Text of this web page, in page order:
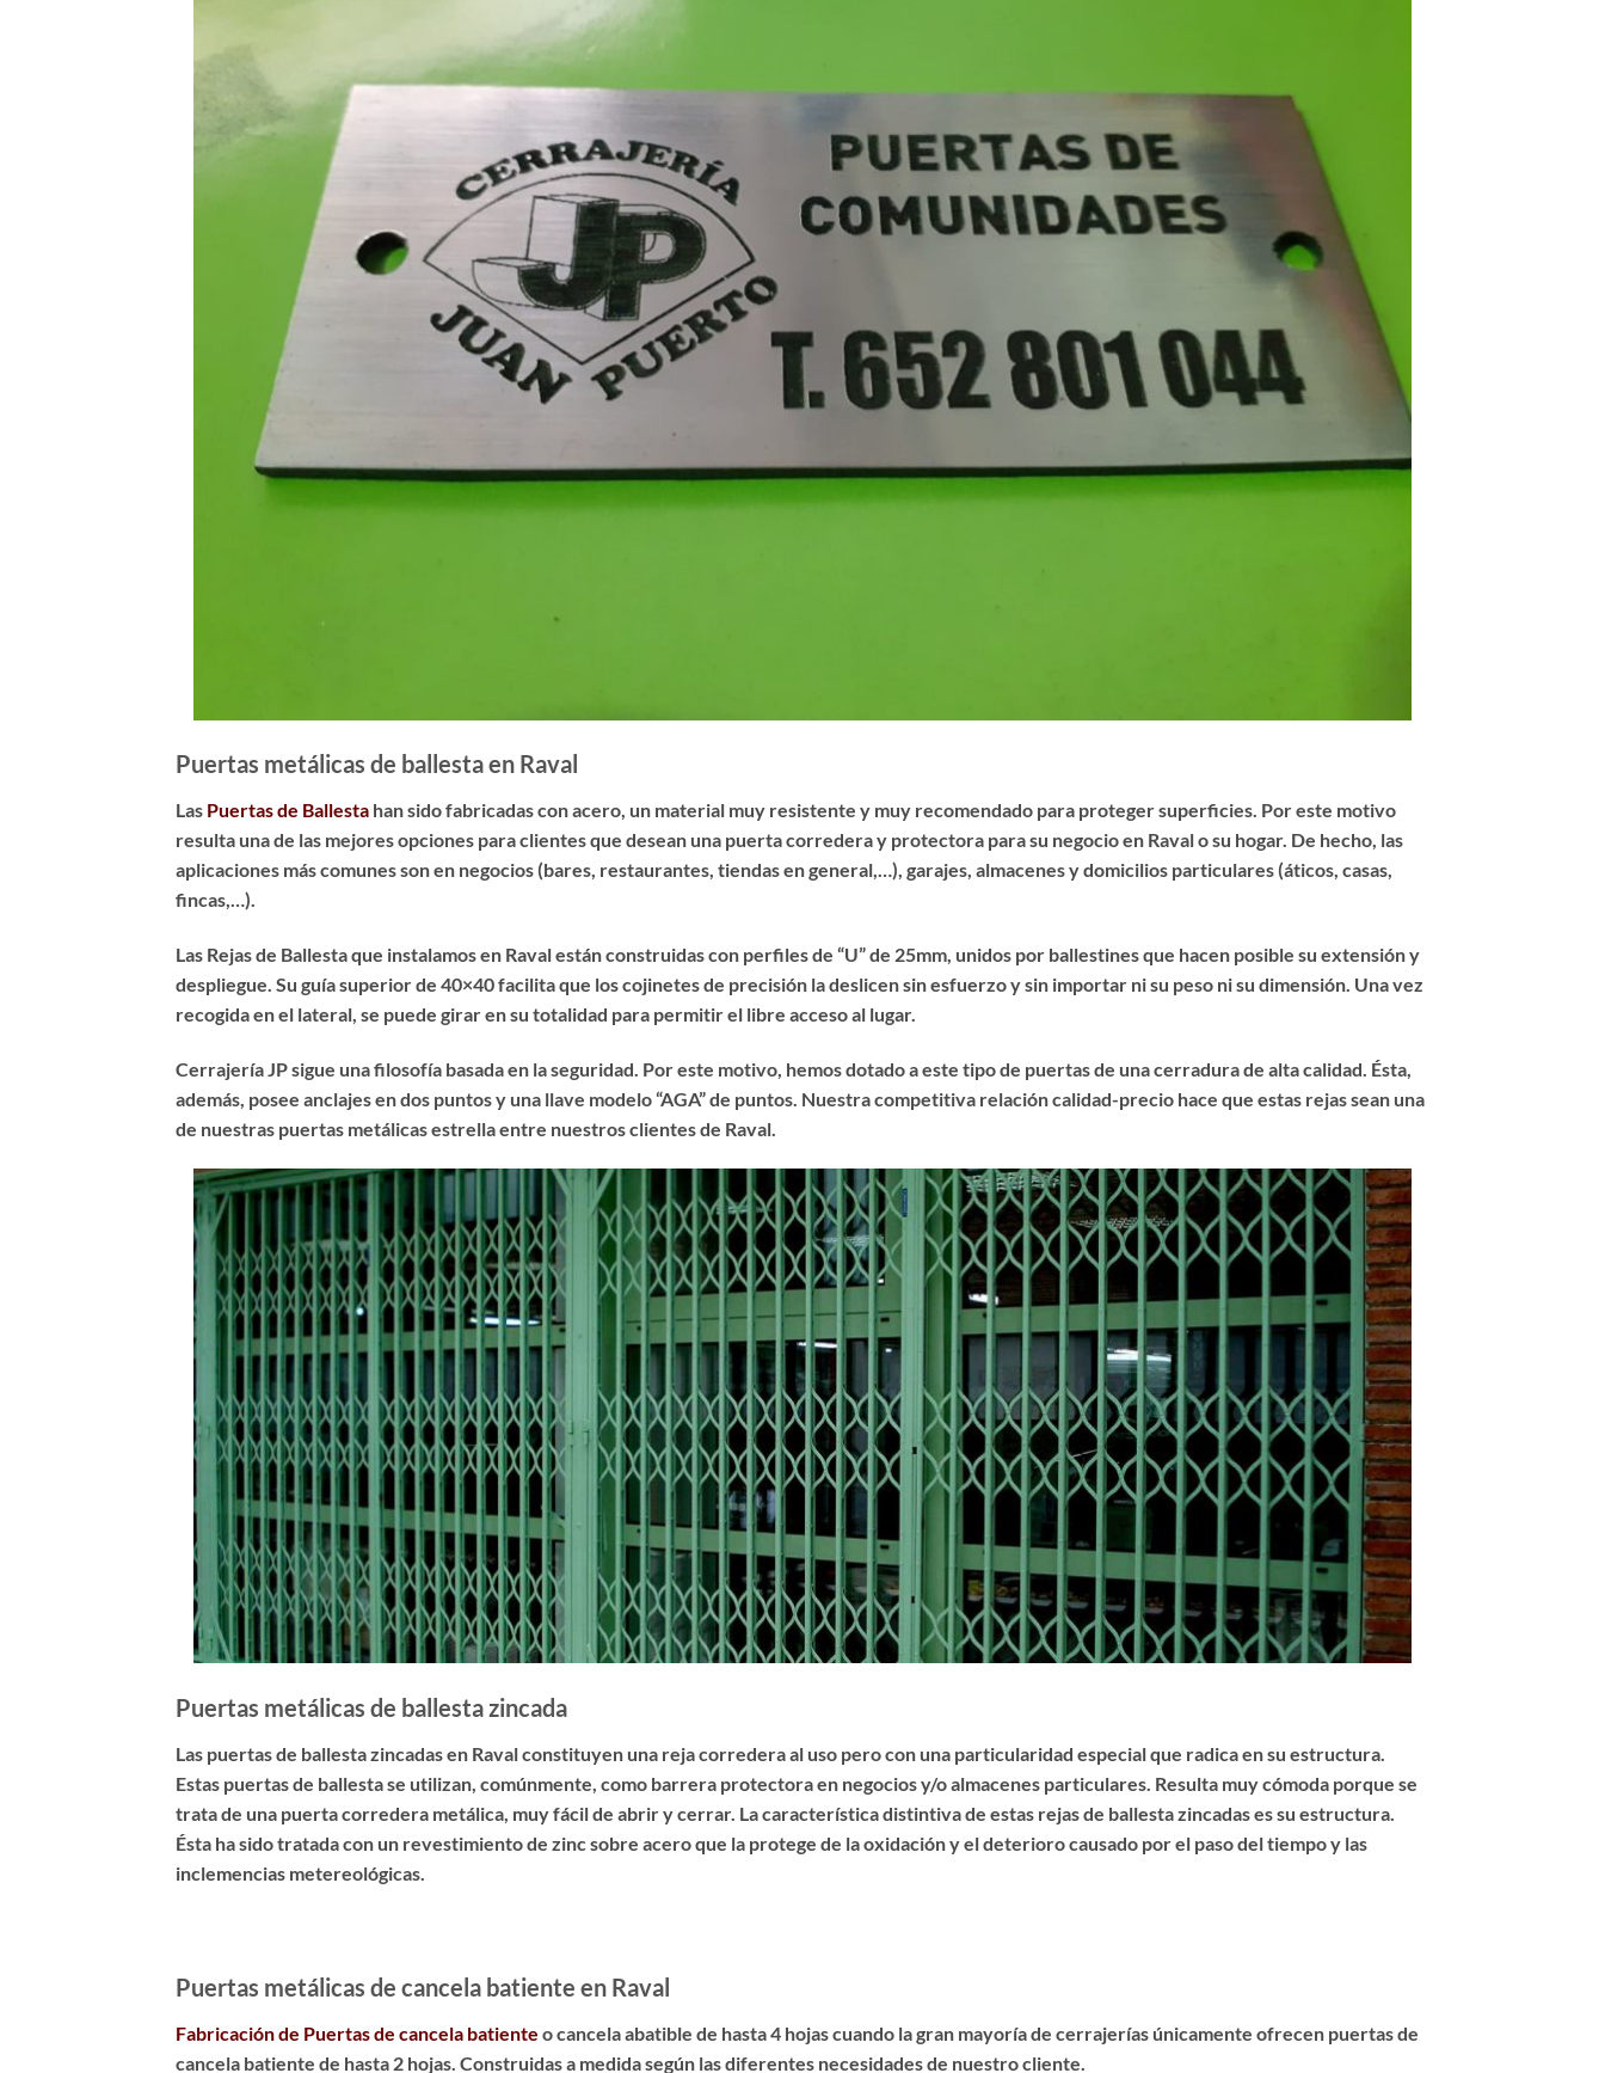
Puertas metálicas de ballesta en Raval
Las Puertas de Ballesta han sido fabricadas con acero, un material muy resistente y muy recomendado para proteger superficies. Por este motivo
resulta una de las mejores opciones para clientes que desean una puerta corredera y protectora para su negocio en Raval o su hogar. De hecho, las
aplicaciones más comunes son en negocios (bares, restaurantes, tiendas en general,…), garajes, almacenes y domicilios particulares (áticos, casas,
fincas,…).
Las Rejas de Ballesta que instalamos en Raval están construidas con perfiles de “U” de 25mm, unidos por ballestines que hacen posible su extensión y
despliegue. Su guía superior de 40×40 facilita que los cojinetes de precisión la deslicen sin esfuerzo y sin importar ni su peso ni su dimensión. Una vez
recogida en el lateral, se puede girar en su totalidad para permitir el libre acceso al lugar.
Cerrajería JP sigue una filosofía basada en la seguridad. Por este motivo, hemos dotado a este tipo de puertas de una cerradura de alta calidad. Ésta,
además, posee anclajes en dos puntos y una llave modelo “AGA” de puntos. Nuestra competitiva relación calidad-precio hace que estas rejas sean una
de nuestras puertas metálicas estrella entre nuestros clientes de Raval.
Puertas metálicas de ballesta zincada
Las puertas de ballesta zincadas en Ravalconstituyen una reja corredera al uso pero con una particularidad especial que radica en su estructura.
Estas puertas de ballesta se utilizan, comúnmente, como barrera protectora en negocios y/o almacenes particulares. Resulta muy cómoda porque se
trata de una puerta corredera metálica, muy fácil de abrir y cerrar. La característica distintiva de estas rejas de ballesta zincadas es su estructura.
Ésta ha sidotratada con un revestimiento de zinc sobre aceroque la protege de la oxidación y el deterioro causado por el paso del tiempo y las
inclemencias metereológicas.
Puertas metálicas de cancela batiente en Raval
Fabricación de Puertas de cancela batiente o cancela abatible de hasta 4 hojas cuando la gran mayoría de cerrajerías únicamente ofrecen puertas de
cancela batiente de hasta 2 hojas. Construidas a medida según las diferentes necesidades de nuestro cliente.